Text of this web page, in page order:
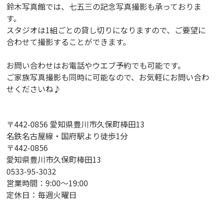
鈴木写真館では、七五三の記念写真撮影も承っておりま
す。
スタジオは1組ごとの貸し切りになりますので、ご要望に
合わせて撮影することができます。
お問い合わせはお電話やウエブ予約でも可能です。
ご家族写真撮影も同時に可能なので、お気軽にお問い合わ
せくださいね♪
〒442-0856 愛知県豊川市久保町棒田13
名鉄名古屋線・国府駅より徒歩1分
〒442-0856
愛知県豊川市久保町棒田13
0533-95-3032
営業時間：9:00〜19:00
定休日：毎週火曜日